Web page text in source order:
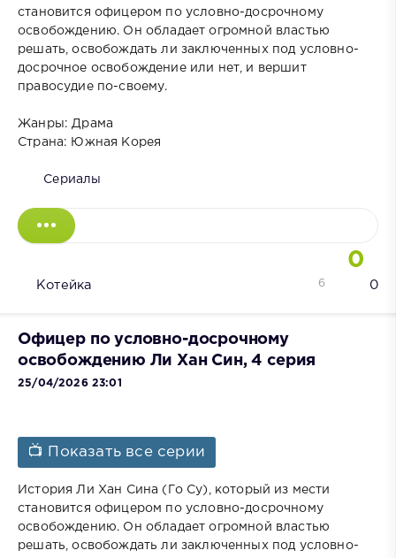
становится офицером по условно-досрочному
освобождению. Он обладает огромной властью
решать, освобождать ли заключенных под условно-
досрочное освобождение или нет, и вершит
правосудие по-своему.
Жанры: Драма
Страна: Южная Корея
Сериалы
0
Котейка 0
6
Офицер по условно-досрочному
освобождению Ли Хан Син, 4 серия
25/04/2026 23:01
📺 Показать все серии
История Ли Хан Сина (Го Су), который из мести
становится офицером по условно-досрочному
освобождению. Он обладает огромной властью
решать, освобождать ли заключенных под условно-